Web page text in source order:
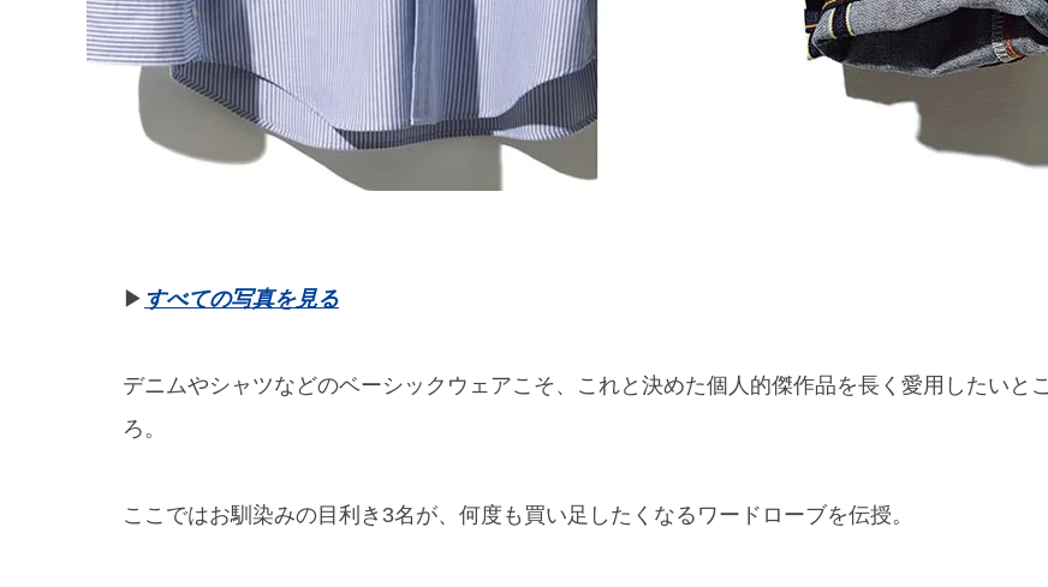
▶︎ すべての写真を見る
デニムやシャツなどのベーシックウェアこそ、これと決めた個人的傑作品を長く愛用したいとこ
ろ。
ここではお馴染みの目利き3名が、何度も買い足したくなるワードローブを伝授。